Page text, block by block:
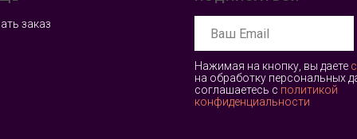
заказ
Нажимая на кнопку, вы даете
на обработку персональных
соглашаетесь c политикой
конфиденциальности